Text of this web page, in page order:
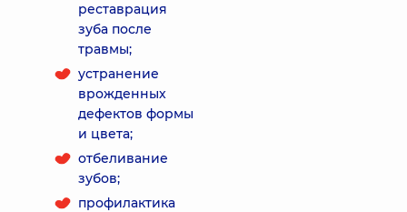
реставрация
зуба после
травмы;
устранение
врожденных
дефектов формы
и цвета;
отбеливание
зубов;
профилактика